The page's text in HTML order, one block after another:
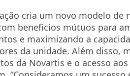
cria um novo modelo de
benefícios mútuos para
e maximizando a
da unidade. Além disso,
da Novartis e o acesso